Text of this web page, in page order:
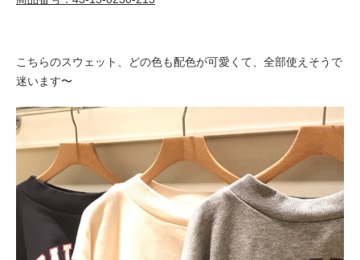
こちらのスウェット、どの色も配色が可愛くて、全部使えそうで
迷います〜